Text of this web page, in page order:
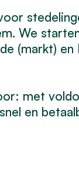
We
(markt) en
met
en